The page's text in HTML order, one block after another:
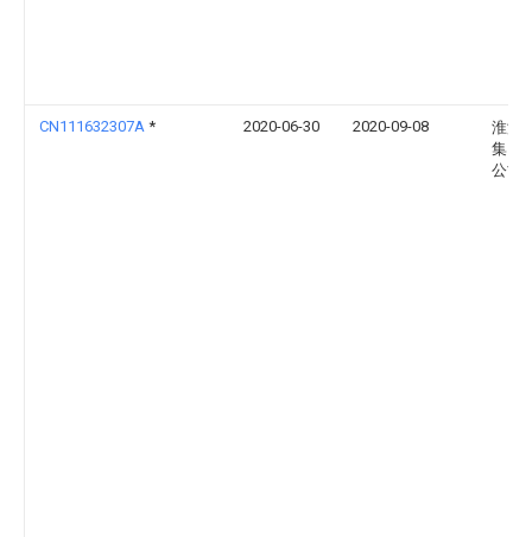
CN111632307A * 2020-06-30 2020-09-08
淮海
集团
公司